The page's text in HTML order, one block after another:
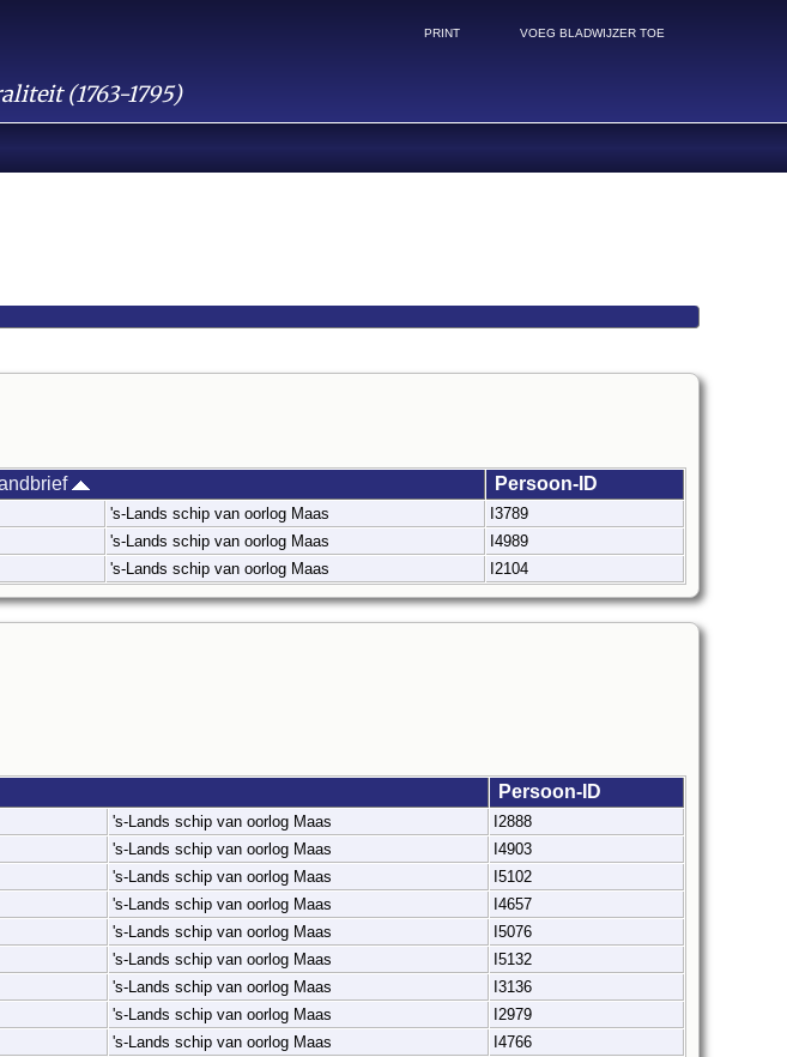
(1763-1795)
PRINT VOEG BLADWIJZER TOE
Persoon-ID
's-Lands schip van oorlog Maas
I3789
's-Lands schip van oorlog Maas
I4989
's-Lands schip van oorlog Maas I2104
Persoon-ID
's-Lands schip van oorlog Maas
I2888
's-Lands schip van oorlog Maas
I4903
's-Lands schip van oorlog Maas
I5102
's-Lands schip van oorlog Maas
I4657
's-Lands schip van oorlog Maas
I5076
's-Lands schip van oorlog Maas
I5132
's-Lands schip van oorlog Maas
I3136
's-Lands schip van oorlog Maas
I2979
's-Lands schip van oorlog Maas
I4766